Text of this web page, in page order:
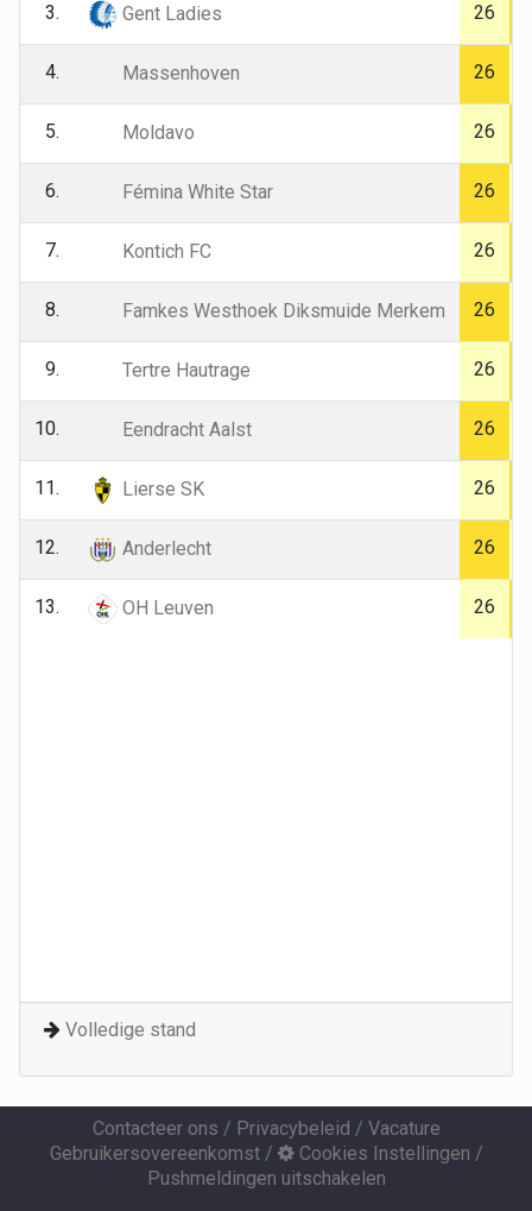
3. Gent Ladies 26
4. Massenhoven 26
5. Moldavo 26
6. Fémina White Star 26
7. Kontich FC 26
8. Famkes Westhoek Diksmuide Merkem 26
9. Tertre Hautrage 26
10. Eendracht Aalst 26
11. Lierse SK 26
12. Anderlecht 26
13. OH Leuven 26
Volledige stand
Contacteer ons / Privacybeleid / Vacature
Gebruikersovereenkomst/ Cookies Instellingen /
Pushmeldingen uitschakelen